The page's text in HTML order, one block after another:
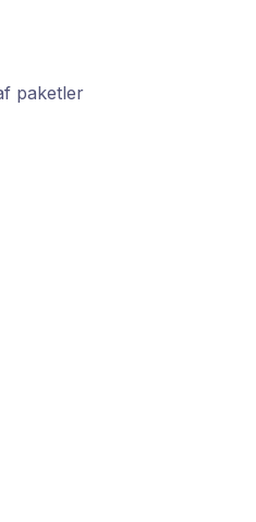
paketler